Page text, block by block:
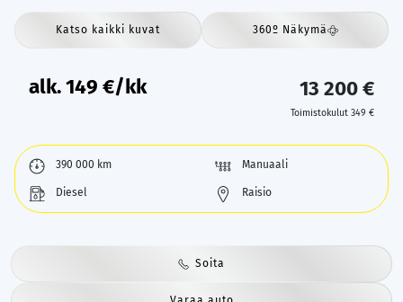
Katso kaikki kuvat 360º Näkymä
alk.149 €/kk 13 200 €
Toimistokulut 349 €
390 000 km Manuaali
Diesel Raisio
Soita